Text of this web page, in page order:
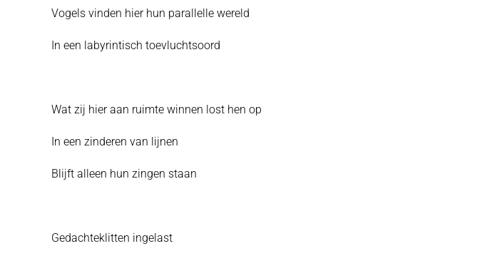
Vogels vinden hier hun parallelle wereld
In een labyrintisch toevluchtsoord
Wat zij hier aan ruimte winnen lost hen op
In een zinderen van lijnen
Blijft alleen hun zingen staan
Gedachteklitten ingelast